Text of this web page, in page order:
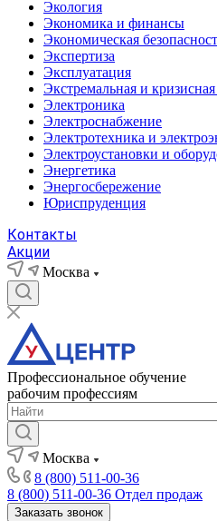
Экология
Экономика и финансы
Экономическая
Экспертиза
Эксплуатация
Экстремальная и
Электроника
Электроснабжение
Электротехника и
Электроустановки и
Энергетика
Энергосбережение
Юриспруденция
Контакты
Акции
Москва
Профессиональное обучение
рабочим профессиям
Москва
8 (800) 511-00-36
8 (800) 511-00-36 Отдел продаж
Заказать звонок